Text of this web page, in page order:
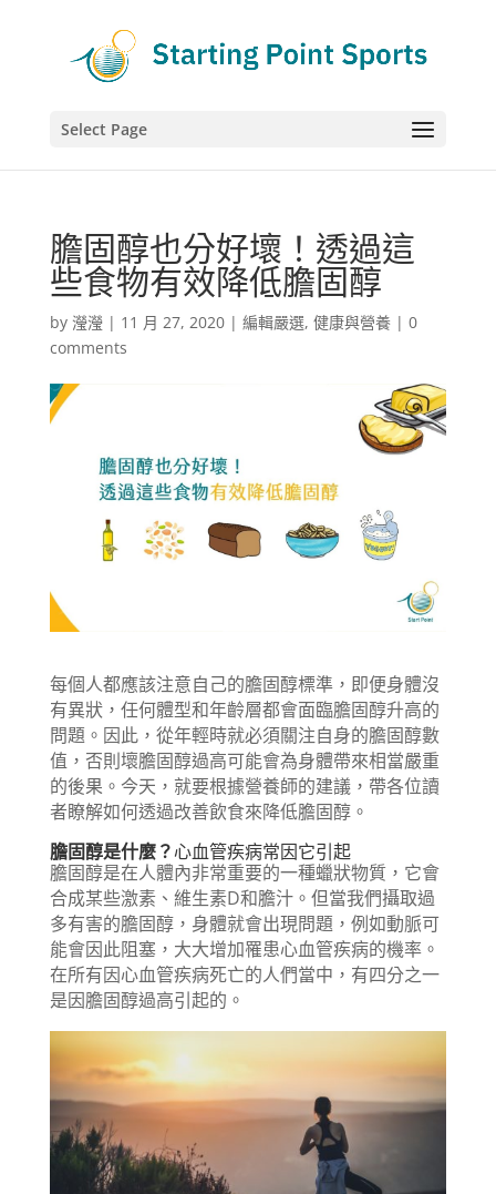
Select Page
膽固醇也分好壞！透過這
些食物有效降低膽固醇
by 瀅瀅| 11 月 27, 2020| 編輯嚴選, 健康與營養| 0
comments
每個人都應該注意自己的膽固醇標準，即便身體沒
有異狀，任何體型和年齡層都會面臨膽固醇升高的
問題。因此，從年輕時就必須關注自身的膽固醇數
值，否則壞膽固醇過高可能會為身體帶來相當嚴重
的後果。今天，就要根據營養師的建議，帶各位讀
者瞭解如何透過改善飲食來降低膽固醇。
膽固醇是什麼？心血管疾病常因它引起
膽固醇是在人體內非常重要的一種蠟狀物質，它會
合成某些激素、維生素D和膽汁。但當我們攝取過
多有害的膽固醇，身體就會出現問題，例如動脈可
能會因此阻塞，大大增加罹患心血管疾病的機率。
在所有因心血管疾病死亡的人們當中，有四分之一
是因膽固醇過高引起的。